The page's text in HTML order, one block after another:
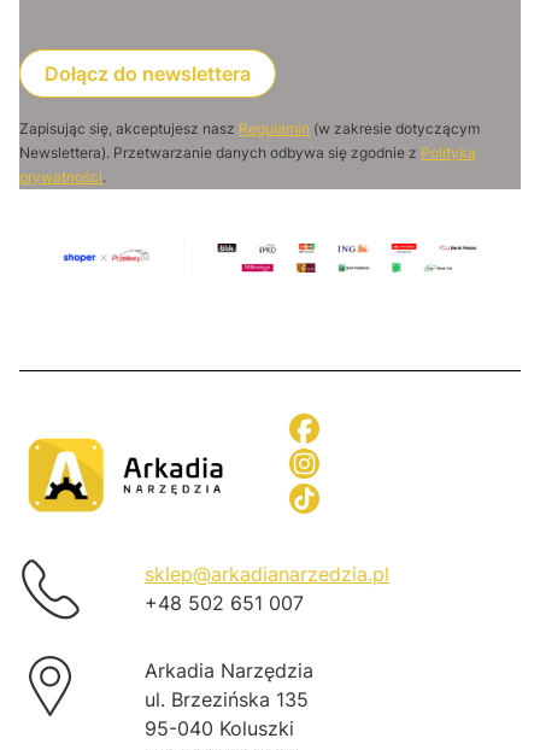
Dołącz do newslettera
Zapisując się, akceptujesz nasz Regulamin (w zakresie dotyczącym
Newslettera). Przetwarzanie danych odbywa się zgodnie z Polityką
prywatności.
sklep@arkadianarzedzia.pl
+48 502 651 007
Arkadia Narzędzia
ul. Brzezińska 135
95-040 Koluszki